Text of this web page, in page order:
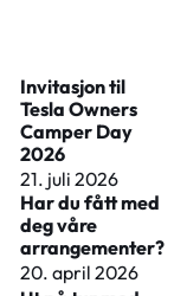
Invitasjon til
Tesla Owners
Camper Day
2026
21. juli 2026
Har du fått med
deg våre
arrangementer?
20. april 2026